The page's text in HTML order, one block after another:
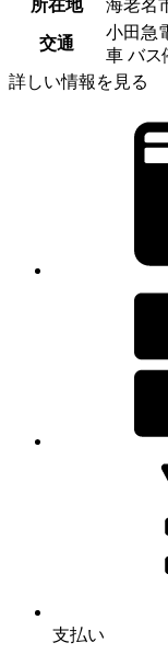
所在地
海老名
交通
小田急
車 バス
詳しい情報を見る
支払い